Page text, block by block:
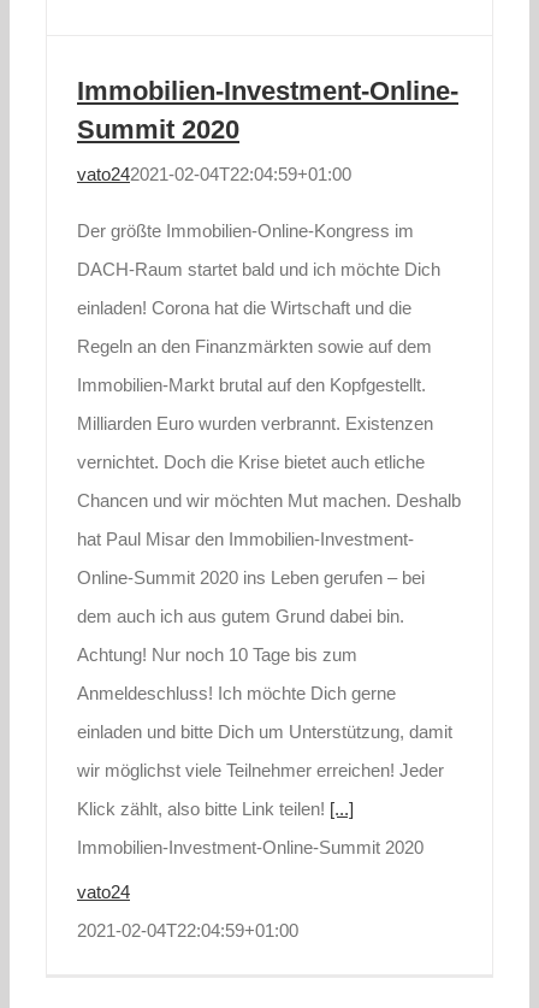
Immobilien-Investment-Online-
Summit 2020
vato242021-02-04T22:04:59+01:00
Der größte Immobilien-Online-Kongress im
DACH-Raum startet bald und ich möchte Dich
einladen! Corona hat die Wirtschaft und die
Regeln an den Finanzmärkten sowie auf dem
Immobilien-Markt brutal auf den Kopfgestellt.
Milliarden Euro wurden verbrannt. Existenzen
vernichtet. Doch die Krise bietet auch etliche
Chancen und wir möchten Mut machen. Deshalb
hat Paul Misar den Immobilien-Investment-
Online-Summit 2020 ins Leben gerufen – bei
dem auch ich aus gutem Grund dabei bin.
Achtung! Nur noch 10 Tage bis zum
Anmeldeschluss! Ich möchte Dich gerne
einladen und bitte Dich um Unterstützung, damit
wir möglichst viele Teilnehmer erreichen! Jeder
Klick zählt, also bitte Link teilen! [...]
Immobilien-Investment-Online-Summit 2020
vato24
2021-02-04T22:04:59+01:00